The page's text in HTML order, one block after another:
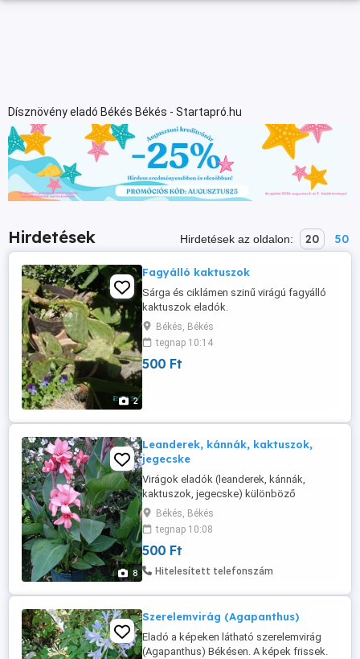
Dísznövény eladó Békés Békés - Startapró.hu
Hirdetések Hirdetések az oldalon: 20 50
2
Fagyálló kaktuszok
Sárga és ciklámen szinű virágú fagyálló
kaktuszok eladók.
Békés, Békés
tegnap 10:14
500 Ft
8
Leanderek, kánnák, kaktuszok,
jegecske
Virágok eladók (leanderek, kánnák,
kaktuszok, jegecske) különböző
méretben Békésen. Érd.: 06-30-336-4392
Békés, Békés
tegnap 10:08
500 Ft
Hitelesített telefonszám
Szerelemvirág (Agapanthus)
Eladó a képeken látható szerelemvirág
(Agapanthus) Békésen. A képek frissek.